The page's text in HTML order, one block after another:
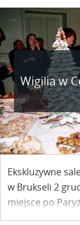
oraz nadzieję na
ten, co właśnie
- życzy swoim
Wigilia w
Ekskluzywne
w Brukseli 2
miejsce po
polskiej z